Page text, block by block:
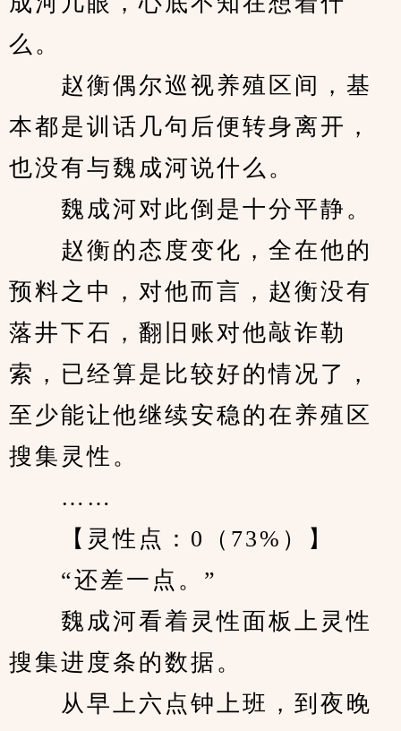
么。
赵衡偶尔巡视养殖区间，基
本都是训话几句后便转身离开，
也没有与魏成河说什么。
魏成河对此倒是十分平静。
赵衡的态度变化，全在他的
预料之中，对他而言，赵衡没有
落井下石，翻旧账对他敲诈勒
索，已经算是比较好的情况了，
至少能让他继续安稳的在养殖区
搜集灵性。
……
【灵性点：0（73%）】
“还差一点。”
魏成河看着灵性面板上灵性
搜集进度条的数据。
从早上六点钟上班，到夜晚